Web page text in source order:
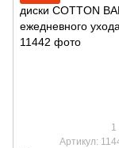
1
Артикул: